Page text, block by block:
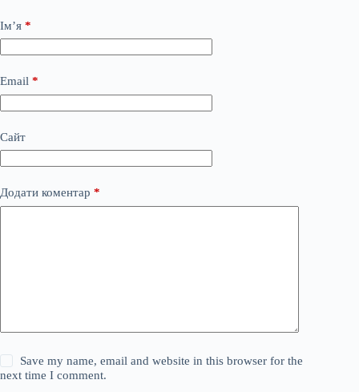
Ім’я *
Email *
Сайт
Додати коментар *
Save my name, email and website in this browser for the
next time I comment.